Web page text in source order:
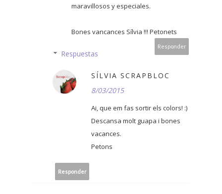
maravillosos y especiales.
Bones vancances Sílvia !!! Petonets
Responder
Respuestas
SÍLVIA SCRAPBLOC
8/03/2015
Ai, que em fas sortir els colors! :)
Descansa molt guapa i bones
vacances.
Petons
Responder